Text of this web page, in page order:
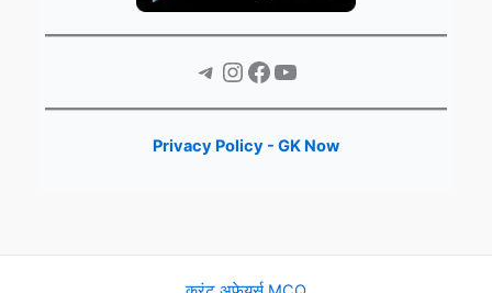
Telegram Instagram Facebook YouTube
Privacy Policy - GK Now